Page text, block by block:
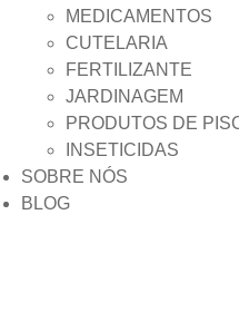
MEDICAMENTOS
CUTELARIA
FERTILIZANTE
JARDINAGEM
PRODUTOS DE
INSETICIDAS
SOBRE NÓS
BLOG